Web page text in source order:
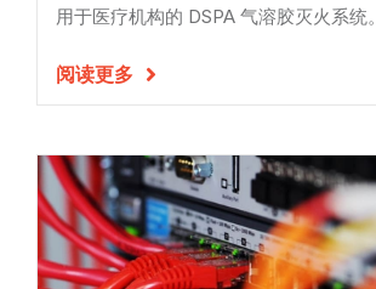
用于医疗机构的 DSPA 气溶胶灭火系统。
阅读更多 